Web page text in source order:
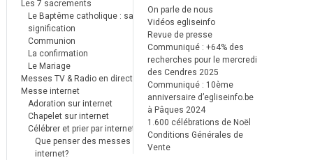
Les 7 sacrements
Le Baptême catholique : sa
signification
Communion
La confirmation
Le Mariage
Messes TV & Radio en direct
Messe internet
Adoration sur internet
Chapelet sur internet
Célébrer et prier par internet
Que penser des messes
internet?
On parle de nous
Vidéos egliseinfo
Revue de presse
Communiqué : +64% des
recherches pour le mercredi
des Cendres 2025
Communiqué : 10ème
anniversaire d’egliseinfo.be
à Pâques 2024
1.600 célébrations de Noël
Conditions Générales de
Vente